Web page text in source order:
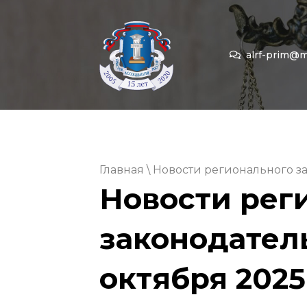
alrf-
Главная \ Новости регионального
Новости
октября